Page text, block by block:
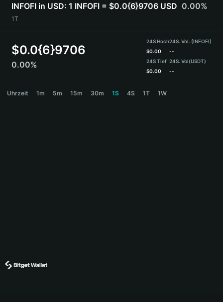
Bahasa Indonesia
ภาษาไทย
हिन्दी
Español
Português (Brasil)
INFOFI in USD: 1 INFOFI = $0.0{6}9706 USD 0.00%
1T
$0.0{6}9706
0.00%
24S Hoch
$0.00
24S Tief
$0.00
24S. Vol. (INFOFI)
--
24S. Vol(USDT)
--
Uhrzeit 1m 5m 15m 30m 1S 4S 1T 1W